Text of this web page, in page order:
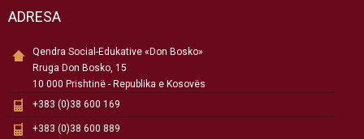
ADRESA
Qendra Social-Edukative «Don Bosko»
Rruga Don Bosko, 15
10 000 Prishtinë - Republika e Kosovës
+383 (0)38 600 169
+383 (0)38 600 889